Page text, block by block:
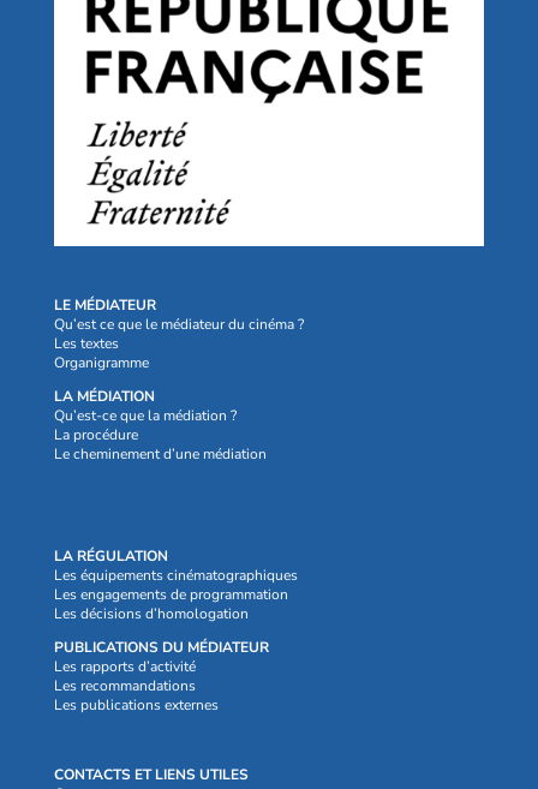
LE MÉDIATEUR
Qu’est ce que le médiateur du cinéma ?
Les textes
Organigramme
LA MÉDIATION
Qu’est-ce que la médiation ?
La procédure
Le cheminement d’une médiation
LA RÉGULATION
Les équipements cinématographiques
Les engagements de programmation
Les décisions d’homologation
PUBLICATIONS DU MÉDIATEUR
Les rapports d’activité
Les recommandations
Les publications externes
CONTACTS ET LIENS UTILES